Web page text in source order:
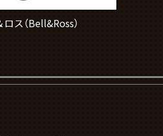
ス（Bell&Ross）